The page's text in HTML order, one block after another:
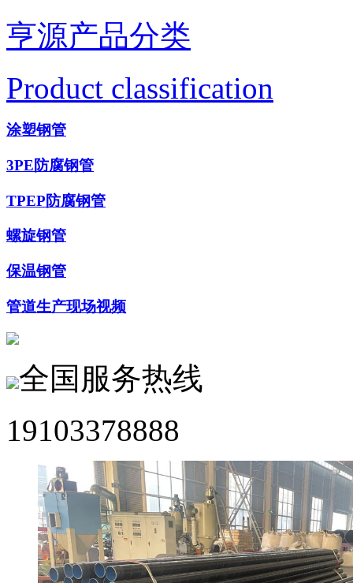
亨源产品分类
Product classification
涂塑钢管
3PE防腐钢管
TPEP防腐钢管
螺旋钢管
保温钢管
管道生产现场视频
全国服务热线
19103378888